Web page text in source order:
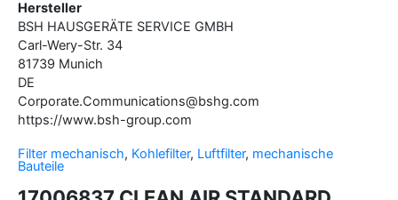
Hersteller
BSH HAUSGERÄTE SERVICE GMBH
Carl-Wery-Str. 34
81739 Munich
DE
Corporate.Communications@bshg.com
https://www.bsh-group.com
Filter mechanisch, Kohlefilter, Luftfilter, mechanische
Bauteile